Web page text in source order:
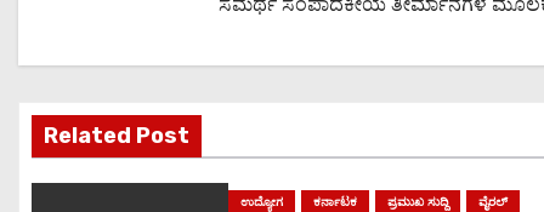
i
g
a
Related Post
ಉದ್ಯೋಗ ಕರ್ನಾಟಕ ಪ್ರಮುಖ ಸುದ್ದಿ ವೈರಲ್